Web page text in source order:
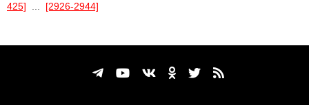
425]
[2926-2944]